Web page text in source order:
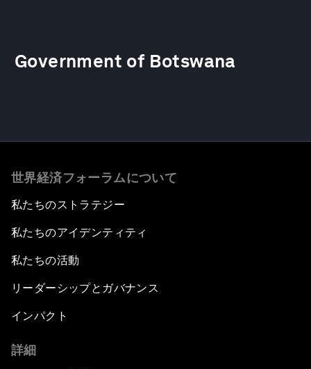
Government of Botswana
世界経済フォーラムについて
私たちのストラテジー
私たちのアイデンティティ
私たちの活動
リーダーシップとガバナンス
インパクト
詳細